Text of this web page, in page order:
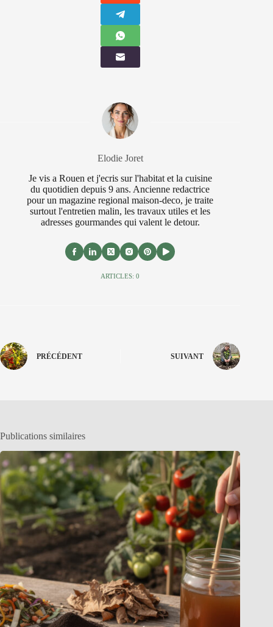
Elodie Joret
Je vis a Rouen et j'ecris sur l'habitat et la cuisine
du quotidien depuis 9 ans. Ancienne redactrice
pour un magazine regional maison-deco, je traite
surtout l'entretien malin, les travaux utiles et les
adresses gourmandes qui valent le detour.
ARTICLES: 0
PRÉCÉDENT SUIVANT
Publications similaires